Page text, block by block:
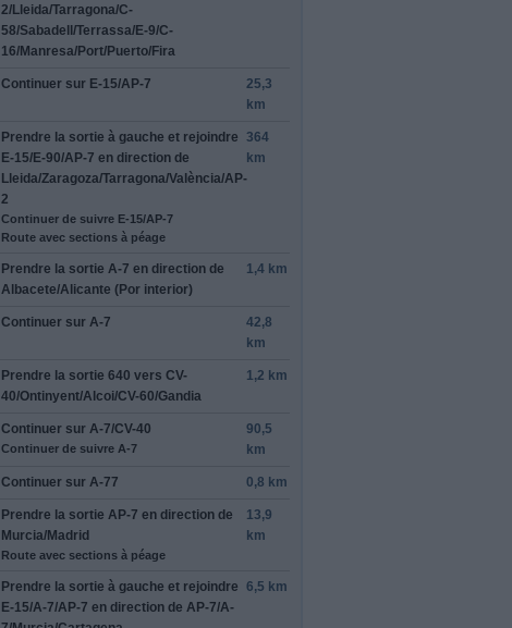
2/Lleida/Tarragona/C-
58/Sabadell /Terrassa/E-9/C-
16/Manresa/Port/Puerto/Fira
Continuer sur E-15/AP-7
25,3
km
Prendre la sortie à gauche et rejoindre
E-15/E-90/AP-7 en direction de
Lleida/Zaragoza/Tarragona/València/AP-
2
Continuer de suivre E-15/AP-7
Route avec sections à péage
364
km
Prendre la sortie A-7 en direction de
Albacete/Alicante (Por interior)
1,4 km
Continuer sur A-7
42,8
km
Prendre la sortie 640 vers CV-
40/Ontinyent/Alcoi/CV-60/Gandia
1,2 km
Continuer sur A-7/CV-40
Continuer de suivre A-7
90,5
km
Continuer sur A-77 0,8 km
Prendre la sortie AP-7 en direction de
Murcia/Madrid
Route avec sections à péage
13,9
km
Prendre la sortie à gauche et rejoindre
E-15/A-7/AP-7 en direction de AP-7/A-
6,5 km